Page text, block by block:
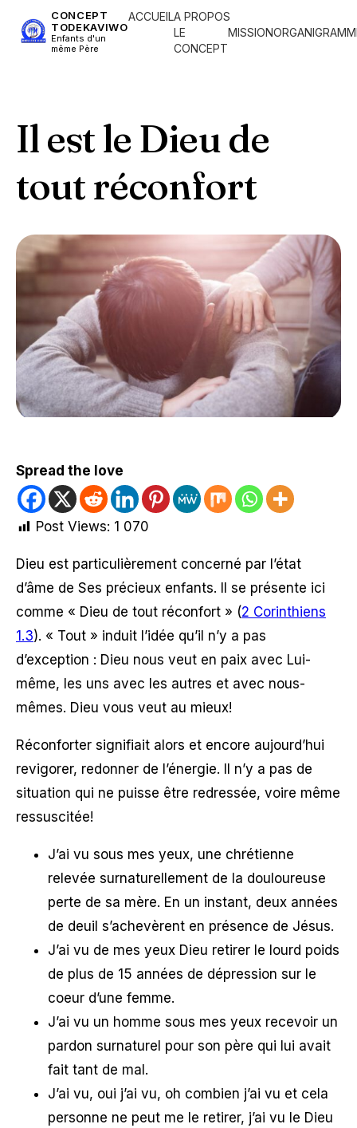
CONCEPT
TODEKAVIWO
Enfants d'un
même Père
ACCUEILA PROPOS
LE
CONCEPT
MISSION
Il est le Dieu de
tout réconfort
Spread the love
Post Views: 1 070
Dieu est particulièrement concerné par l’état
d’âme de Ses précieux enfants. Il se présente ici
comme « Dieu de tout réconfort » (2 Corinthiens
1.3). « Tout » induit l’idée qu’il n’y a pas
d’exception : Dieu nous veut en paix avec Lui-
même, les uns avec les autres et avec nous-
mêmes. Dieu vous veut au mieux!
Réconforter signifiait alors et encore aujourd’hui
revigorer, redonner de l’énergie. Il n’y a pas de
situation qui ne puisse être redressée, voire même
ressuscitée!
J’ai vu sous mes yeux, une chrétienne
relevée surnaturellement de la douloureuse
perte de sa mère. En un instant, deux années
de deuil s’achevèrent en présence de Jésus.
J’ai vu de mes yeux Dieu retirer le lourd poids
de plus de 15 années de dépression sur le
coeur d’une femme.
J’ai vu un homme sous mes yeux recevoir un
pardon surnaturel pour son père qui lui avait
fait tant de mal.
J’ai vu, oui j’ai vu, oh combien j’ai vu et cela
personne ne peut me le retirer, j’ai vu le Dieu